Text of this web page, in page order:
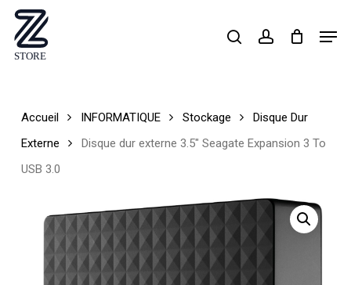
Skip
main
searchaccount
Accueil INFORMATIQUE Stockage
Disque Dur
Externe
Disque dur externe 3.5″ Seagate Expansion 3 To
USB 3.0